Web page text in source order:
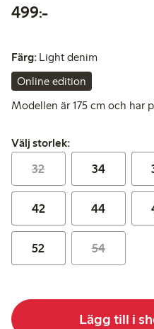
499:-499,00 kr
Färg: Light denim
Online edition
Modellen är 175 cm och har
Välj storlek:
Välj storlek:
32 34
42 44
52 54
Lägg till i